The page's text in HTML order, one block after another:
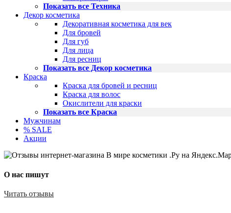
Показать все Техника
Декор косметика
Декоративная косметика для век
Для бровей
Для губ
Для лица
Для ресниц
Показать все Декор косметика
Краска
Краска для бровей и ресниц
Краска для волос
Окислители для краски
Показать все Краска
Мужчинам
% SALE
Акции
О нас пишут
Читать отзывы